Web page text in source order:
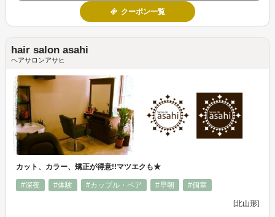
クーポン一覧
hair salon asahi
ヘアサロンアサヒ
カット、カラー、矯正が得意!!マツエクも★
#深夜 #体験 #カップル・ペア #早朝 #個室
[北山形]